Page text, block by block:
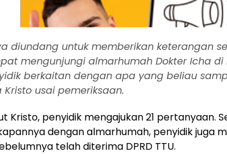
diundang untuk memberikan keterangan
mengunjungi almarhumah Dokter Icha di
berkaitan dengan apa yang beliau
Kristo usai pemeriksaan.
Kristo, penyidik mengajukan 21 pertanyaan.
dengan almarhumah, penyidik juga
telah diterima DPRD TTU.